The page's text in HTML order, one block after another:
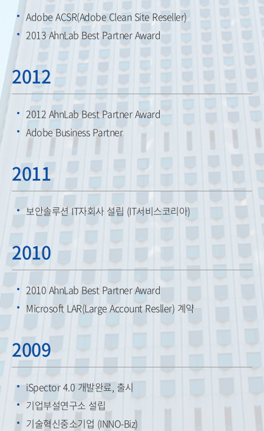
Adobe ACSR(Adobe Clean Site Reseller)
2013 AhnLab Best Partner Award
2012
2012 AhnLab Best Partner Award
Adobe Business Partner
2011
보안솔루션 IT자회사 설립 (IT서비스코리아)
2010
2010 AhnLab Best Partner Award
Microsoft LAR(Large Account Resller) 계약
2009
iSpector 4.0 개발완료, 출시
기업부설연구소 설립
기술혁신중소기업 (INNO-Biz)